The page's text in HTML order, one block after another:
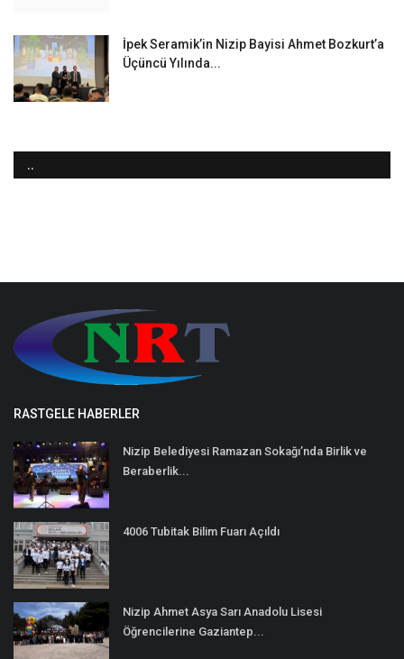
İpek Seramik’in Nizip Bayisi Ahmet Bozkurt’a
Üçüncü Yılında...
..
RASTGELE HABERLER
Nizip Belediyesi Ramazan Sokağı’nda Birlik ve
Beraberlik...
4006 Tubitak Bilim Fuarı Açıldı
Nizip Ahmet Asya Sarı Anadolu Lisesi
Öğrencilerine Gaziantep...